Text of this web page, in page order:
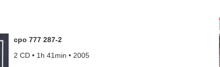
cpo 777 287-2
2 CD • 1h 41min • 2005